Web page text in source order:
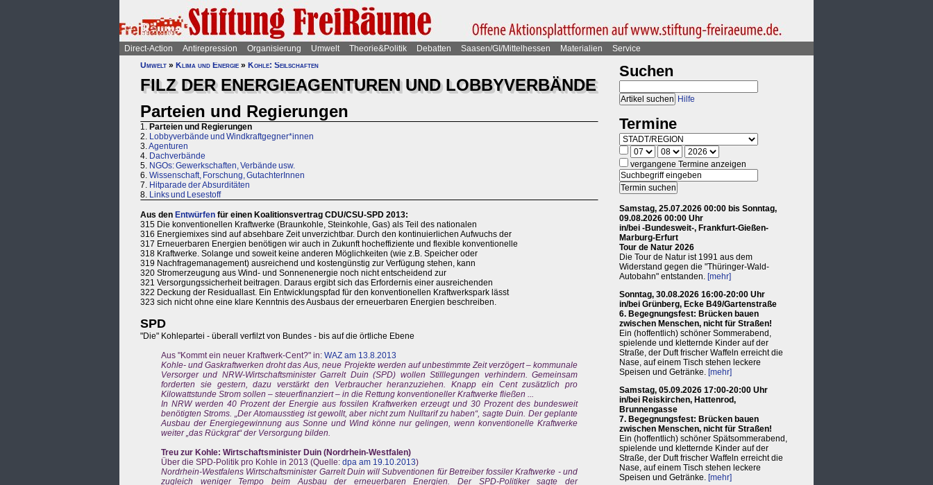
Direct-Action Antirepression Organisierung Umwelt Theorie&Politik Debatten Saasen/GI/Mittelhessen Materialien
Service
Umwelt » Klima und Energie » Kohle: Seilschaften
FILZ DER ENERGIEAGENTUREN UND LOBBYVERBÄNDE
Parteien und Regierungen
1. Parteien und Regierungen
2. Lobbyverbände und Windkraftgegner*innen
3.Agenturen
4. Dachverbände
5. NGOs: Gewerkschaften, Verbände usw.
6. Wissenschaft, Forschung, GutachterInnen
7. Hitparade der Absurditäten
8. Links und Lesestoff
Aus den Entwürfen für einen Koalitionsvertrag CDU/CSU-SPD 2013:
315 Die konventionellen Kraftwerke (Braunkohle, Steinkohle, Gas) als Teil des nationalen
316 Energiemixes sind auf absehbare Zeit unverzichtbar. Durch den kontinuierlichen Aufwuchs der
317 Erneuerbaren Energien benötigen wir auch in Zukunft hocheffiziente und flexible konventionelle
318 Kraftwerke. Solange und soweit keine anderen Möglichkeiten (wie z.B. Speicher oder
319 Nachfragemanagement) ausreichend und kostengünstig zur Verfügung stehen, kann
320 Stromerzeugung aus Wind- und Sonnenenergie noch nicht entscheidend zur
321 Versorgungssicherheit beitragen. Daraus ergibt sich das Erfordernis einer ausreichenden
322 Deckung der Residuallast. Ein Entwicklungspfad für den konventionellen Kraftwerkspark lässt
323 sich nicht ohne eine klare Kenntnis des Ausbaus der erneuerbaren Energien beschreiben.
SPD
"Die" Kohlepartei - überall verfilzt von Bundes - bis auf die örtliche Ebene
Aus "Kommt ein neuer Kraftwerk-Cent?" in: WAZ am 13.8.2013
Kohle- und Gaskraftwerken droht das Aus, neue Projekte werden auf unbestimmte Zeit verzögert – kommunale
Versorger und NRW-Wirtschaftsminister Garrelt Duin (SPD) wollen Stilllegungen verhindern. Gemeinsam
forderten sie gestern, dazu verstärkt den Verbraucher heranzuziehen. Knapp ein Cent zusätzlich pro
Kilowattstunde Strom sollen – steuerfinanziert – in die Rettung konventioneller Kraftwerke fließen ...
In NRW werden 40 Prozent der Energie aus fossilen Kraftwerken erzeugt und 30 Prozent des bundesweit
benötigten Stroms. „Der Atomausstieg ist gewollt, aber nicht zum Nulltarif zu haben“, sagte Duin. Der geplante
Ausbau der Energiegewinnung aus Sonne und Wind könne nur gelingen, wenn konventionelle Kraftwerke
weiter „das Rückgrat“ der Versorgung bilden.
Treu zur Kohle: Wirtschaftsminister Duin (Nordrhein-Westfalen)
Über die SPD-Politik pro Kohle in 2013 (Quelle: dpa am 19.10.2013)
Nordrhein-Westfalens Wirtschaftsminister Garrelt Duin will Subventionen für Betreiber fossiler Kraftwerke - und
zugleich weniger Tempo beim Ausbau der erneuerbaren Energien. Der SPD-Politiker sagte der
Suchen
Hilfe
Termine
vergangene Termine anzeigen
Samstag, 25.07.2026 00:00 bis Sonntag,
09.08.2026 00:00 Uhr
in/bei -Bundesweit-, Frankfurt-Gießen-
Marburg-Erfurt
Tour de Natur 2026
Die Tour de Natur ist 1991 aus dem
Widerstand gegen die "Thüringer-Wald-
Autobahn" entstanden. [mehr]
Sonntag, 30.08.2026 16:00-20:00 Uhr
in/bei Grünberg, Ecke B49/Gartenstraße
6. Begegnungsfest: Brücken bauen
zwischen Menschen, nicht für Straßen!
Ein (hoffentlich) schöner Sommerabend,
spielende und kletternde Kinder auf der
Straße, der Duft frischer Waffeln erreicht die
Nase, auf einem Tisch stehen leckere
Speisen und Getränke. [mehr]
Samstag, 05.09.2026 17:00-20:00 Uhr
in/bei Reiskirchen, Hattenrod,
Brunnengasse
7. Begegnungsfest: Brücken bauen
zwischen Menschen, nicht für Straßen!
Ein (hoffentlich) schöner Spätsommerabend,
spielende und kletternde Kinder auf der
Straße, der Duft frischer Waffeln erreicht die
Nase, auf einem Tisch stehen leckere
Speisen und Getränke. [mehr]